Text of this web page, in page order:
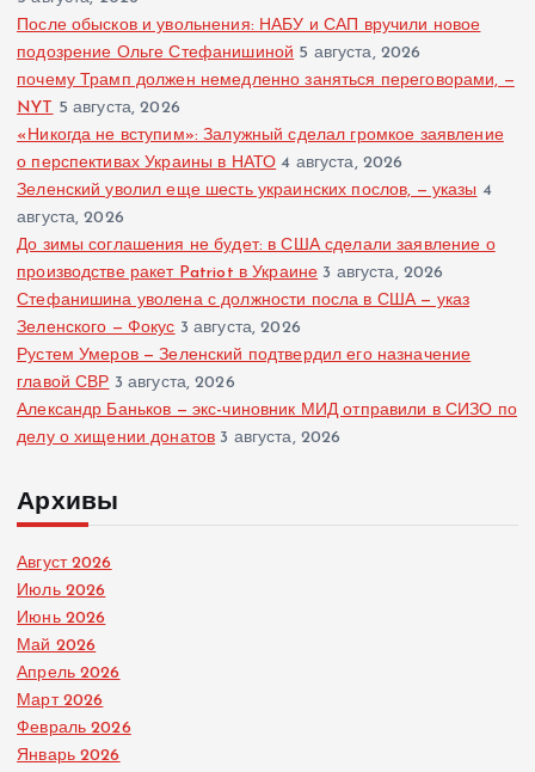
После обысков и увольнения: НАБУ и САП вручили новое
подозрение Ольге Стефанишиной 5 августа, 2026
почему Трамп должен немедленно заняться переговорами, —
NYT 5 августа, 2026
«Никогда не вступим»: Залужный сделал громкое заявление
о перспективах Украины в НАТО 4 августа, 2026
Зеленский уволил еще шесть украинских послов, — указы 4
августа, 2026
До зимы соглашения не будет: в США сделали заявление о
производстве ракет Patriot в Украине 3 августа, 2026
Стефанишина уволена с должности посла в США — указ
Зеленского — Фокус 3 августа, 2026
Рустем Умеров — Зеленский подтвердил его назначение
главой СВР 3 августа, 2026
Александр Баньков — экс-чиновник МИД отправили в СИЗО по
делу о хищении донатов 3 августа, 2026
Архивы
Август 2026
Июль 2026
Июнь 2026
Май 2026
Апрель 2026
Март 2026
Февраль 2026
Январь 2026